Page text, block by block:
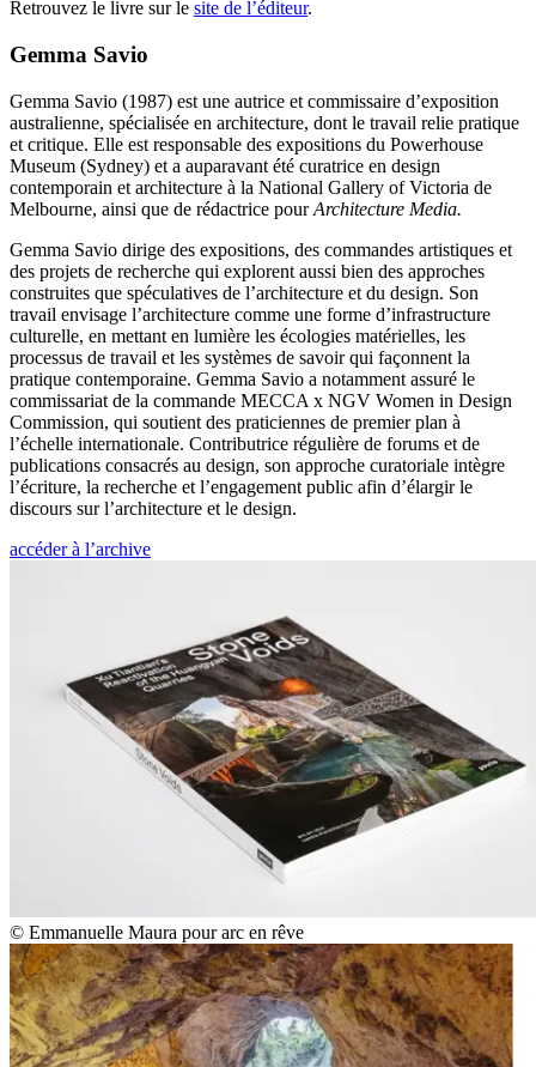
Retrouvez le livre sur le site de l’éditeur.
Gemma Savio
Gemma Savio (1987) est une autrice et commissaire d’exposition
australienne, spécialisée en architecture, dont le travail relie pratique
et critique. Elle est responsable des expositions du Powerhouse
Museum (Sydney) et a auparavant été curatrice en design
contemporain et architecture à la National Gallery of Victoria de
Melbourne, ainsi que de rédactrice pourArchitecture Media.
Gemma Savio dirige des expositions, des commandes artistiques et
des projets de recherche qui explorent aussi bien des approches
construites que spéculatives de l’architecture et du design. Son
travail envisage l’architecture comme une forme d’infrastructure
culturelle, en mettant en lumière les écologies matérielles, les
processus de travail et les systèmes de savoir qui façonnent la
pratique contemporaine. Gemma Savio a notamment assuré le
commissariat de la commande MECCA x NGV Women in Design
Commission, qui soutient des praticiennes de premier plan à
l’échelle internationale. Contributrice régulière de forums et de
publications consacrés au design, son approche curatoriale intègre
l’écriture, la recherche et l’engagement public afin d’élargir le
discours sur l’architecture et le design.
accéder à l’archive
© Emmanuelle Maura pour arc en rêve